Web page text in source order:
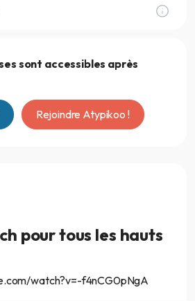
sont accessibles après
Rejoindre Atypikoo !
pour tous les hauts
watch?v=-f4nCG0pNgA